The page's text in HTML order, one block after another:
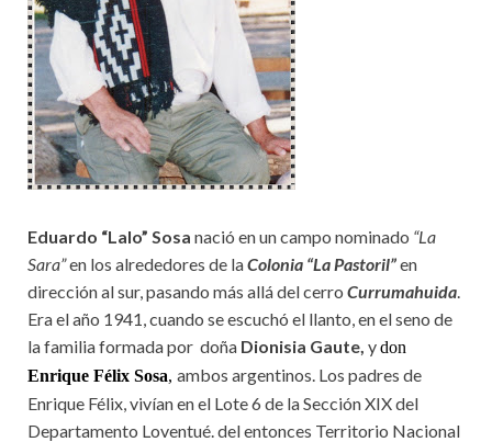
Eduardo “Lalo” Sosa nació en un campo nominado “La
Sara”en los alrededores de laColonia “La Pastoril”en
dirección al sur, pasando más allá del cerro Currumahuida.
Era el año 1941, cuando se escuchó el llanto, en el seno de
la familia formada por doña Dionisia Gaute, ydon
Enrique Félix Sosa, ambos argentinos. Los padres de
Enrique Félix, vivían en el Lote 6 de la Sección XIX del
Departamento Loventué. del entonces Territorio Nacional